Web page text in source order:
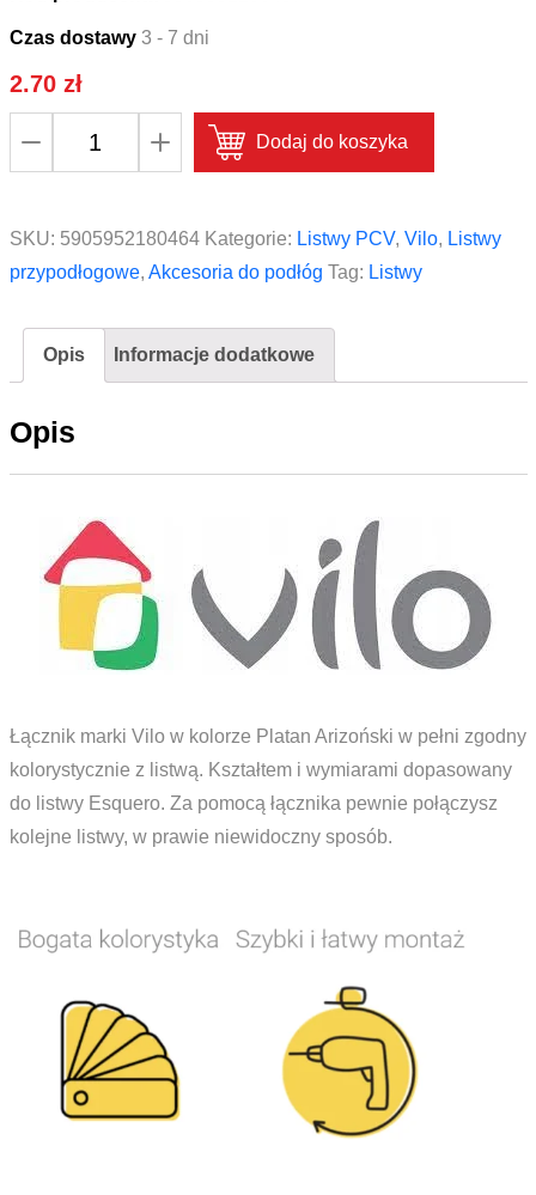
Czas dostawy 3 - 7 dni
2.70 zł
listwy
Esquero
ESQ
Platan
Dodaj do koszyka
SKU: 5905952180464 Kategorie: Listwy PCV, Vilo, Listwy
przypodłogowe, Akcesoria do podłóg Tag: Listwy
Opis Informacje dodatkowe
Opis
Łącznik marki Vilo w kolorze Platan Arizoński w pełni zgodny
kolorystycznie z listwą. Kształtem i wymiarami dopasowany
do listwy Esquero. Za pomocą łącznika pewnie połączysz
kolejne listwy, w prawie niewidoczny sposób.